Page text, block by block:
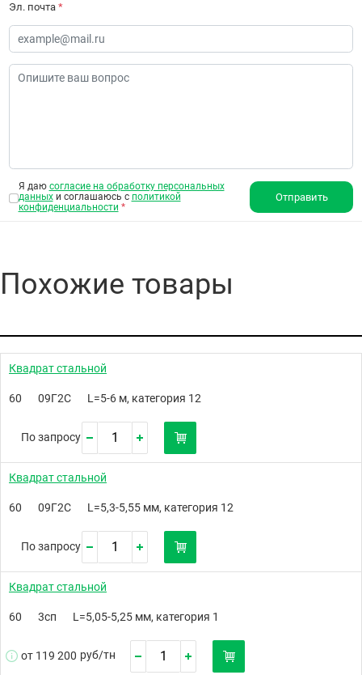
Эл. почта *
Я даю согласие на обработку персональных
данныхи соглашаюсь с политикой
конфиденциальности *
Отправить
Похожие товары
Квадрат стальной
60 09Г2С L=5-6 м, категория 12
По запросу
Квадрат стальной
60 09Г2С L=5,3-5,55 мм, категория 12
По запросу
Квадрат стальной
60 3сп L=5,05-5,25 мм, категория 1
от 119 200 руб/тн